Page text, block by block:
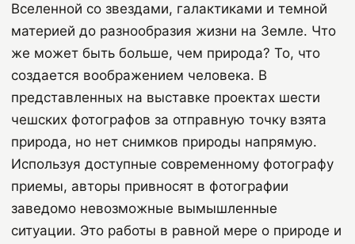
Вселенной со звездами, галактиками и темной
материей до разнообразия жизни на Земле. Что
же может быть больше, чем природа? То, что
создается воображением человека. В
представленных на выставке проектах шести
чешских фотографов за отправную точку взята
природа, но нет снимков природы напрямую.
Используя доступные современному фотографу
приемы, авторы привносят в фотографии
заведомо невозможные вымышленные
ситуации. Это работы в равной мере о природе и